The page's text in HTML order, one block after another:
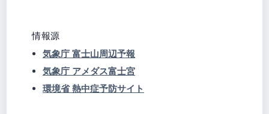
情報源
気象庁 富士山周辺予報
気象庁 アメダス富士宮
環境省 熱中症予防サイト